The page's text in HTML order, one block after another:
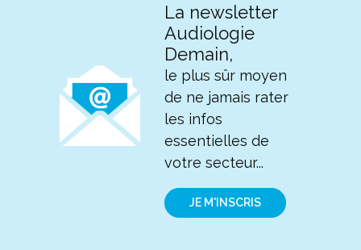
La newsletter
Audiologie
Demain,
le plus sûr moyen
de ne jamais rater
les infos
essentielles de
votre secteur...
JE M'INSCRIS